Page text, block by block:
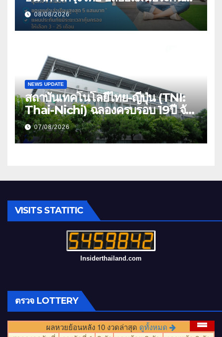
“GEN U INTER” ยกระดับความ
คุ้มครองค่ารักษาเจ็บป่วย-อุบัติเหตุ
สูงสุด 5 ล้าน มีแผนประกันเลือกได้ 3-
08/08/2026
NEWS UPDATE
สถาบันเทคโนโลยีไทย-ญี่ปุ่น (TNI:
Thai-Nichi) ฉลองครบรอบ 19ปี จัด
งาน “TNI Day 2026” ประกาศ
ความเป็นผู้นำด้านสถาบันการศึกษา
ที่มุ่งมั่น พร้อมพัฒนาและปรับปรุง
07/08/2026
VISITS STATITIC
Insiderthailand.com
ตรวจ LOTTERY